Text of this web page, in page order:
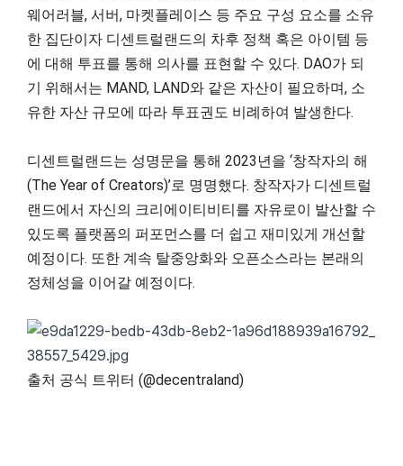
웨어러블, 서버, 마켓플레이스 등 주요 구성 요소를 소유
한 집단이자 디센트럴랜드의 차후 정책 혹은 아이템 등
에 대해 투표를 통해 의사를 표현할 수 있다. DAO가 되
기 위해서는 MAND, LAND와 같은 자산이 필요하며, 소
유한 자산 규모에 따라 투표권도 비례하여 발생한다.
디센트럴랜드는 성명문을 통해 2023년을 ‘창작자의 해
(The Year of Creators)’로 명명했다. 창작자가 디센트럴
랜드에서 자신의 크리에이티비티를 자유로이 발산할 수
있도록 플랫폼의 퍼포먼스를 더 쉽고 재미있게 개선할
예정이다. 또한 계속 탈중앙화와 오픈소스라는 본래의
정체성을 이어갈 예정이다.
출처 공식 트위터 (@decentraland)